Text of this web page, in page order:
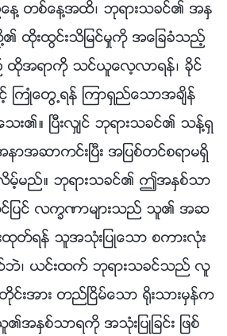
တစ္ေန႔အထိ၊ ဘုရားသခင္၏ အႏွ
ထိုးထြင္းသိျမင္မႈကို အေျခခံသည့္
ထိုအရာကို သင္ယူေလ့လာရန္၊ ခိုင္
င့္ ႀကဳံေတြ႕ရန္ ၾကာရွည္ေသာအခ်ိန္
၏။ ၿပီးလွ်င္ ဘုရားသခင္၏ သန႔္ရွ
နာအဆာကင္းၿပီး အျပစ္တင္စရာမရွိ
ည္။ ဘုရားသခင္၏ ဤအႏွစ္သာ
ျပင္ လကၡဏာမ်ားသည္ သူ၏ အဆ
ထုတ္ရန္ သူအသုံးျပဳေသာ စကားလုံး
၊ ယင္းထက္ ဘုရားသခင္သည္ လူ
းအား တည္ၿငိမ္ေသာ ႐ိုးသားမွန္က
အႏွစ္သာရကို အသုံးျပဳျခင္း ျဖစ္